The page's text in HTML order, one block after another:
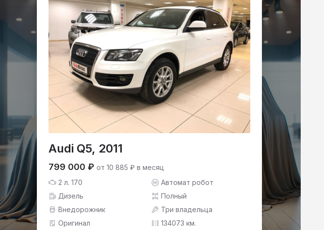
Audi Q5, 2011
799 000 ₽ от 10 885 ₽ в месяц
2 л. 170
Автомат робот
Дизель
Полный
Внедорожник
Три владельца
Оригинал
134073 км.